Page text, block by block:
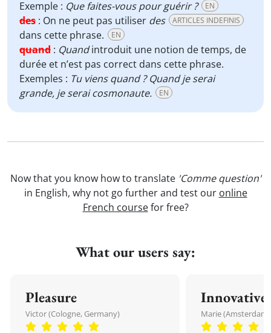
Exemple : Que faites-vous pour guérir ? EN
des : On ne peut pas utiliser des ARTICLES INDEFINIS
dans cette phrase. EN
quand : Quandintroduit une notion de temps, de
durée et n’est pas correct dans cette phrase.
Exemples : Tu viens quand ? Quand je serai
grande, je serai cosmonaute.
EN
Now that you know how to translate 'Comme question'
in English, why not go further and test our online
French coursefor free?
What our users say:
Pleasure
Victor (Cologne, Germany)
Innovative
Marie